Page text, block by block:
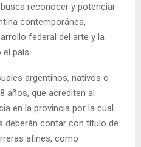
reconocer y potenciar
contemporánea,
federal del arte y la
país.
argentinos, nativos o
años, que acrediten al
en la provincia por la cual
deberán contar con título de
afines, como